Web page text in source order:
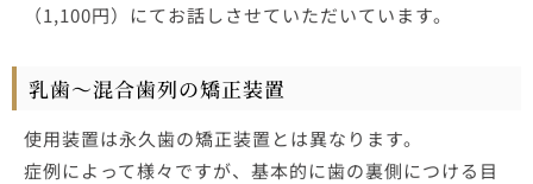
（1,100円）にてお話しさせていただいています。
乳歯～混合歯列の矯正装置
使用装置は永久歯の矯正装置とは異なります。
症例によって様々ですが、基本的に歯の裏側につける目